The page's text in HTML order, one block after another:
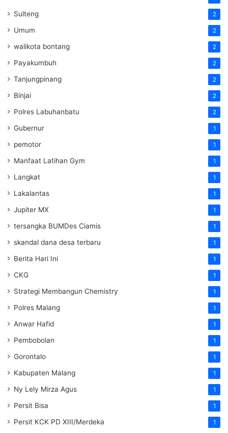
Sulteng 2
Umum 2
walikota bontang 2
Payakumbuh 2
Tanjungpinang 2
Binjai 2
Polres Labuhanbatu 2
Gubernur 1
pemotor 1
Manfaat Latihan Gym 1
Langkat 1
Lakalantas 1
Jupiter MX 1
tersangka BUMDes Ciamis 1
skandal dana desa terbaru 1
Berita Hari Ini 1
CKG 1
Strategi Membangun Chemistry 1
Polres Malang 1
Anwar Hafid 1
Pembobolan 1
Gorontalo 1
Kabupaten Malang 1
Ny Lely Mirza Agus 1
Persit Bisa 1
Persit KCK PD XIII/Merdeka 1